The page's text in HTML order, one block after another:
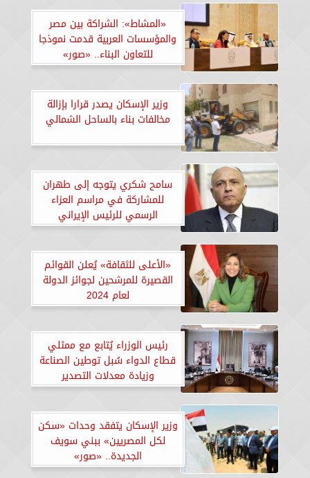
«المشاط»: الشراكة بين مصر
والمؤسسات العربية قدمت نموذجا
للتعاون البناء.. «صور»
وزير الإسكان يصدر قرارا بإزالة
مخالفات بناء بالساحل الشمالي
سامح شكري يتوجه إلى طهران
للمشاركة في مراسم العزاء
الرسمي للرئيس الإيراني
«الأعلى للثقافة» يُعلن القوائم
القصيرة للمرشحين لجوائز الدولة
لعام 2024
رئيس الوزراء يُتابع مع ممثلي
قطاع الدواء سُبل توطين الصناعة
وزيادة معدلات التصدير
وزير الإسكان يتفقد وحدات «سكن
لكل المصريين» ببني سويف
الجديدة.. «صور»